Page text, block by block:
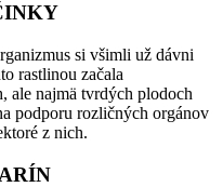
si všimli už dávni
rastlinou začala
ale najmä tvrdých plodoch
podporu rozličných orgánov
z nich.